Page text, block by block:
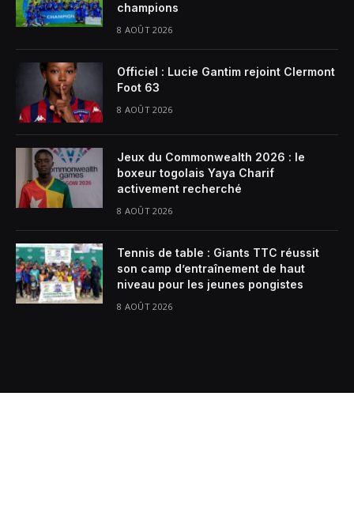
champions
8 AOÛT 2026
Officiel : Lucie Gantim rejoint Clermont
Foot 63
8 AOÛT 2026
Jeux du Commonwealth 2026 : le
boxeur togolais Yaya Charif
activement recherché
8 AOÛT 2026
Tennis de table : Giants TTC réussit
son camp d’entraînement de haut
niveau pour les jeunes pongistes
8 AOÛT 2026